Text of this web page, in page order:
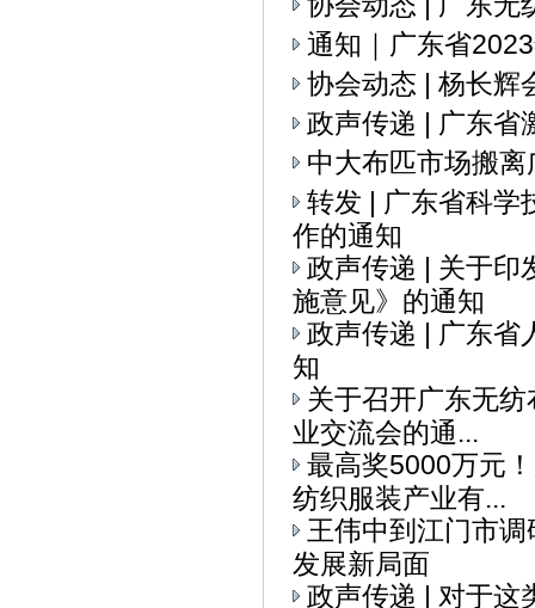
通知｜广东省
协会动态 | 杨长辉
政声传递 | 广东省
中大布匹市场搬
转发 | 广东省科学
作的通知
政声传递 | 关于印
施意见》的通知
政声传递 | 广东省
知
关于召开广东无纺
业交流会的通...
最高奖5000万元
纺织服装产业有...
王伟中到江门市
发展新局面
政声传递 | 对于